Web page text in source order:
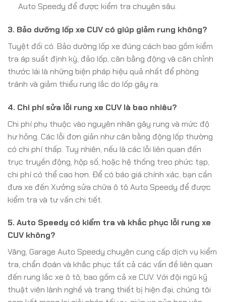
Auto Speedy để được kiểm tra chuyên sâu.
3. Bảo dưỡng lốp xe CUV có giúp giảm rung không?
Tuyệt đối có. Bảo dưỡng lốp xe đúng cách bao gồm kiểm
tra áp suất định kỳ, đảo lốp, cân bằng động và căn chỉnh
thước lái là những biện pháp hiệu quả nhất để phòng
tránh và giảm thiểu rung lắc do lốp gây ra.
4. Chi phí sửa lỗi rung xe CUV là bao nhiêu?
Chi phí phụ thuộc vào nguyên nhân gây rung và mức độ
hư hỏng. Các lỗi đơn giản như cân bằng động lốp thường
có chi phí thấp. Tuy nhiên, nếu là các lỗi liên quan đến
trục truyền động, hộp số, hoặc hệ thống treo phức tạp,
chi phí có thể cao hơn. Để có báo giá chính xác, bạn cần
đưa xe đến Xưởng sửa chữa ô tô Auto Speedy để được
kiểm tra và tư vấn chi tiết.
5. Auto Speedy có kiểm tra và khắc phục lỗi rung xe
CUV không?
Vâng, Garage Auto Speedy chuyên cung cấp dịch vụ kiểm
tra, chẩn đoán và khắc phục tất cả các vấn đề liên quan
đến rung lắc xe ô tô, bao gồm cả xe CUV. Với đội ngũ kỹ
thuật viên lành nghề và trang thiết bị hiện đại, chúng tôi